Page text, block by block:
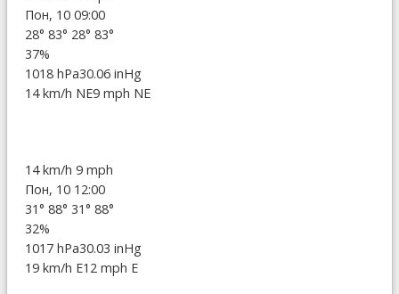
Пон, 10 09:00
28° 83° 28° 83°
37%
1018 hPa30.06 inHg
14 km/h NE9 mph NE
14 km/h 9 mph
Пон, 10 12:00
31° 88° 31° 88°
32%
1017 hPa30.03 inHg
19 km/h E12 mph E